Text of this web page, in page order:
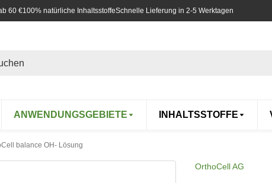
60 €100% natürliche InhaltsstoffeSchnelle Lieferung in 2-5 Werktagen
ANWENDUNGSGEBIETE INHALTSSTOFFE
balance OH- Lösung
OrthoCell AG